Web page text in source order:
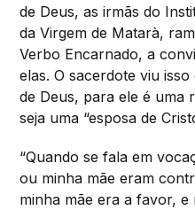
de Deus, as irmãs do
da Virgem de Matarà,
Verbo Encarnado, a
elas. O sacerdote viu
de Deus, para ele é uma
seja uma “esposa de
“Quando se fala em
ou minha mãe eram
minha mãe era a favor, e